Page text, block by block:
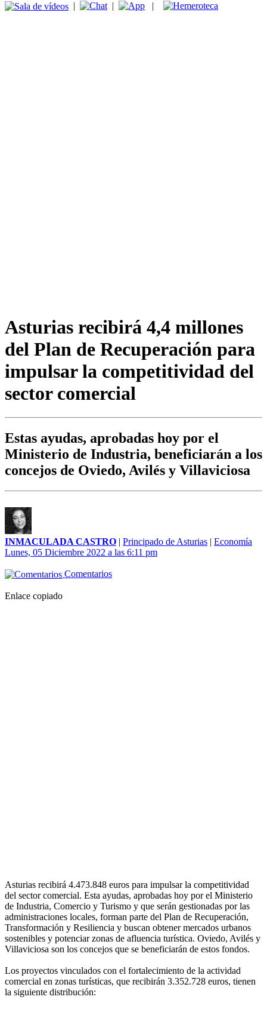
| | |
Asturias recibirá 4,4 millones
del Plan de Recuperación para
impulsar la competitividad del
sector comercial
Estas ayudas, aprobadas hoy por el
Ministerio de Industria, beneficiarán a los
concejos de Oviedo, Avilés y Villaviciosa
INMACULADA CASTRO | Principado de Asturias | Economía
Lunes, 05 Diciembre 2022 a las 6:11 pm
Comentarios
Enlace copiado
Asturias recibirá 4.473.848 euros para impulsar la competitividad
del sector comercial. Esta ayudas, aprobadas hoy por el Ministerio
de Industria, Comercio y Turismo y que serán gestionadas por las
administraciones locales, forman parte del Plan de Recuperación,
Transformación y Resiliencia y buscan obtener mercados urbanos
sostenibles y potenciar zonas de afluencia turística. Oviedo, Avilés y
Villaviciosa son los concejos que se beneficiarán de estos fondos.
Los proyectos vinculados con el fortalecimiento de la actividad
comercial en zonas turísticas, que recibirán 3.352.728 euros, tienen
la siguiente distribución: